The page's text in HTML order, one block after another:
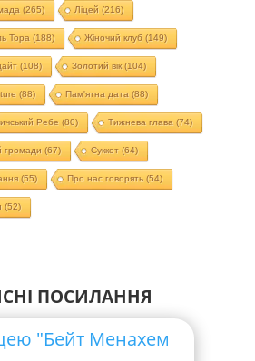
(265) Ліцей (216)
Тора (188) Жіночий клуб (149)
(108) Золотий вік(104)
(88) Пам'ятна дата (88)
Ребе (80) Тижнева глава (74)
громади (67) Суккот (64)
(55) Про нас говорять (54)
(52)
ПОСИЛАННЯ
"Бейт Менахем